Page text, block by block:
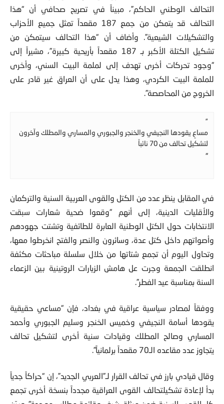
التحالف الوطني الحاكم”، مبيناً في تصريح صحافي أن “هذا
التحالف قد يتمكن من جمع 187 مقعداً تمثل جميع الأحزاب
والتشكيلات الشيعية”. وأضاف أن “هذا التحالف سيتمكن من
تشكيل الكتلة الأكبر بـ 187 مقعداً بأريحية كبيرة”، مشيراً إلى
“وجود تحركات أخرى تهدف إلى لملمة البيت السني، وأخرى
للملمة البيت الكردي، وهذا يدل على أن العراق غير قادر على
الخروج من المحاصصة”.
”
مساعٍ يقودها النجيفي والخنجر والجبوري والمساري والمطلك وآخرون
لتشكيل تحالف من 70 نائباً
“
في المقابل ينظر عدد من الكتل والقوى العربية السنية والتركمان
والأقليات الدينية، إلى أنهم “وقعوا ضحية شعارات سبقت
الانتخابات حول الكتل الوطنية العابرة للطائفية وتشتت جهودهم
وأصواتهم داخل كتل عدة، وسائرون والنصر والفتح انخرطوا معها،
وتحاول اليوم أن تجمع شتاتها من خلال سلسلة مباحثات مكثفة
انطلقت الجمعة وجرت عل هامش الزيارات الروتينية بين الزعماء
السنة بمناسبة عيد الفطر”.
ووفقاً لمصادر سياسية عراقية في بغداد، فإن “مساعي حقيقية
يقودها أسامة النجيفي وخميس الخنجر وسليم الجبوري وأحمد
المساري وصالح المطلك وقيادات سنية أخرى لتشكيل تحالف
يتجاوز عدد مقاعده الـ70 مقعداً برلمانياً”.
وقال قيادي بارز في تحالف القرار لـ”العربي الجديد”، إن “حراكاً جدياً
بدأ لإعادة تشكيلتحالف القوى العراقية مجدداً بنسخة أخرى تجمع